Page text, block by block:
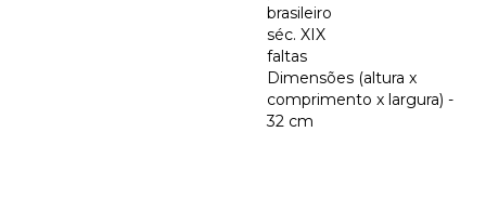
brasileiro
séc. XIX
faltas
Dimensões (altura x
comprimento x largura) -
32 cm